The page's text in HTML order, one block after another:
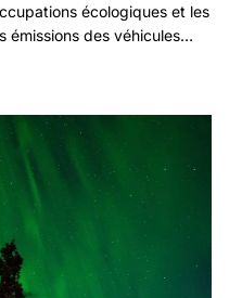
écologiques et les
émissions des véhicules